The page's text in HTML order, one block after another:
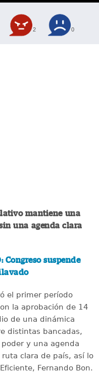
2 0
mantiene una
una agenda clara
Congreso suspende
el primer período
la aprobación de 14
de una dinámica
distintas bancadas,
y una agenda
clara de país, así lo
Fernando Bon.